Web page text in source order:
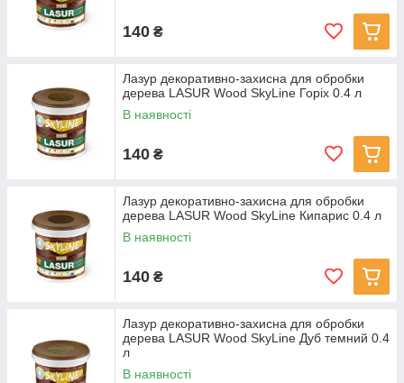
140 ₴
Лазур декоративно-захисна для обробки
дерева LASUR Wood SkyLine Горіх 0.4 л
В наявності
140 ₴
Лазур декоративно-захисна для обробки
дерева LASUR Wood SkyLine Кипарис 0.4 л
В наявності
140 ₴
Лазур декоративно-захисна для обробки
дерева LASUR Wood SkyLine Дуб темний 0.4
л
В наявності